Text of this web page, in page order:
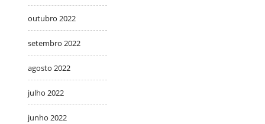
outubro 2022
setembro 2022
agosto 2022
julho 2022
junho 2022